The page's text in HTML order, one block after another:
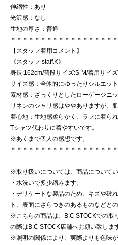
伸縮性：あり
光沢感：なし
生地の厚さ：普通
＊＊＊＊＊＊＊＊＊＊＊＊＊＊＊＊＊
【スタッフ着用コメント】
《スタッフ staff.K》
身長:162cm/普段サイズ:S-M/着用サイ
サイズ感：全体的にゆったりシルエッ
素材感：ざっくりとしたローゲージニッ
リネンのシャリ感はややありますが、
着心地：生地感柔らかく、ラフに着ら
Tシャツ代わりに着やすいです。
※あくまで個人の感想です。
＊＊＊＊＊＊＊＊＊＊＊＊＊＊＊＊＊
※取り扱いについては、商品について
・水洗いで多少縮みます。
・デリケートな製品のため、キズや破
ト、表面にざらつきのあるものなどと
※こちらの商品は、B.C STOCKでの取
の際はB.C STOCK店舗へお願い致しま
※照明の関係により、実際よりも色味